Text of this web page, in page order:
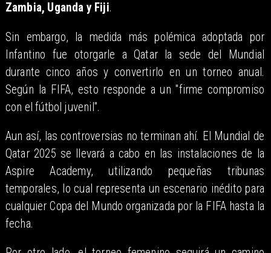
Zambia, Uganda y Fiji.
Sin embargo, la medida más polémica adoptada por
Infantino fue otorgarle a Qatar la sede del Mundial
durante cinco años y convertirlo en un torneo anual.
Según la FIFA, esto responde a un "firme compromiso
con el fútbol juvenil".
Aun así, las controversias no terminan ahí. El Mundial de
Qatar 2025 se llevará a cabo en las instalaciones de la
Aspire Academy, utilizando pequeñas tribunas
temporales, lo cual representa un escenario inédito para
cualquier Copa del Mundo organizada por la FIFA hasta la
fecha.